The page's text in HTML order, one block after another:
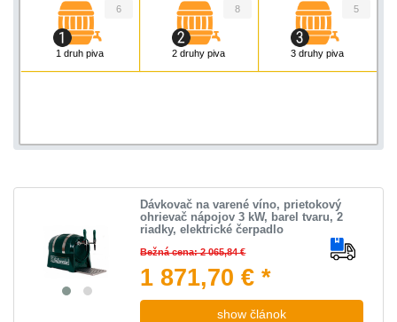
1 druh piva
6
2 druhy piva
8
3 druhy piva
5
Dávkovač na varené víno, prietokový
ohrievač nápojov 3 kW, barel tvaru, 2
riadky, elektrické čerpadlo
Bežná cena: 2 065,84 €
1 871,70 € *
show článok